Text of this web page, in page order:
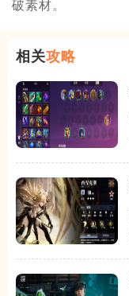
破素材。
相关攻略